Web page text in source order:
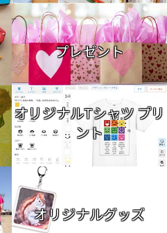
プレゼント
オリジナルTシャツ プリ
ント
オリジナルグッズ